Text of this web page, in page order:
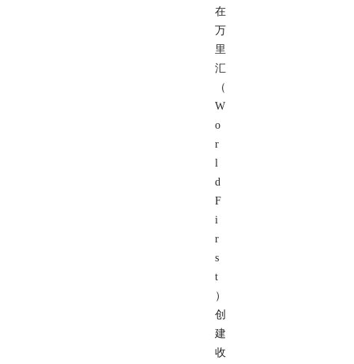
在
万
里
汇
（
W
o
r
l
d
F
i
r
s
t
）
创
建
收